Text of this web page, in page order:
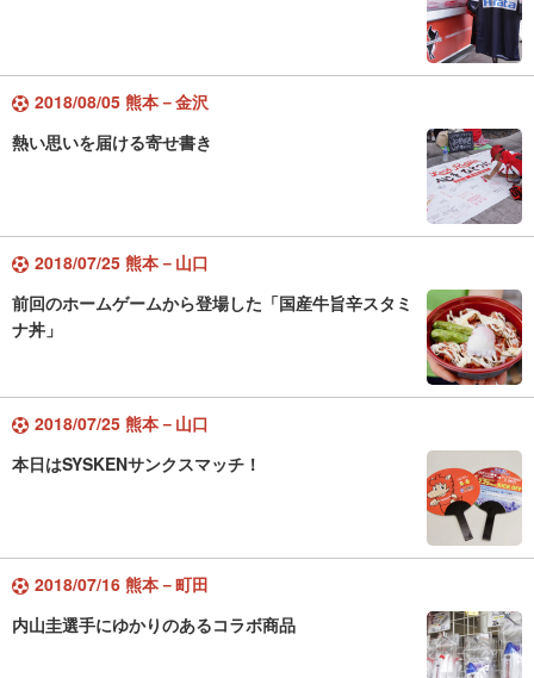
2018/08/05 熊本－金沢
熱い思いを届ける寄せ書き
2018/07/25 熊本－山口
前回のホームゲームから登場した「国産牛旨辛スタミ
ナ丼」
2018/07/25 熊本－山口
本日はSYSKENサンクスマッチ！
2018/07/16 熊本－町田
内山圭選手にゆかりのあるコラボ商品